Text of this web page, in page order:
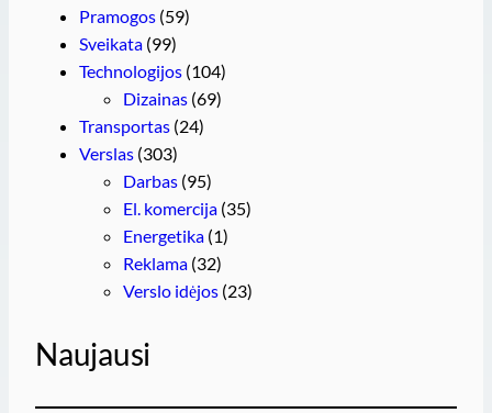
Pramogos (59)
Sveikata (99)
Technologijos (104)
Dizainas (69)
Transportas (24)
Verslas (303)
Darbas (95)
El. komercija (35)
Energetika (1)
Reklama (32)
Verslo idėjos (23)
Naujausi